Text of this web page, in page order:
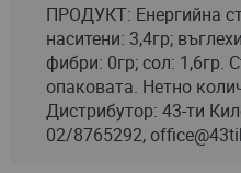
ПРОДУКТ: Енергийна
наситени: 3,4гр;
фибри: 0гр; сол: 1,6гр.
опаковата. Нетно
Дистрибутор: 43-ти
02/8765292,